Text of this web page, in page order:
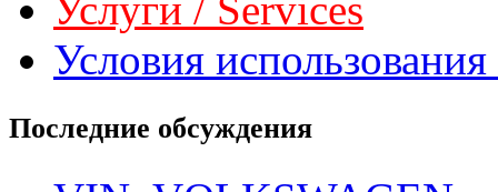
Условия
Последние обсуждения